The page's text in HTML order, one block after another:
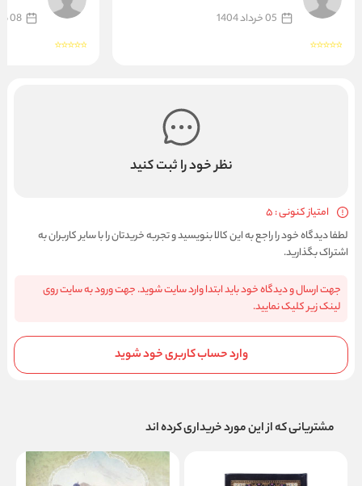
05 خرداد 1404 08 شهریور 1401
نظر خود را ثبت کنید
امتیاز کنونی : 5
لطفا دیدگاه خود را راجع به این کالا بنویسید و تجربه خریدتان را با سایر کاربران به
اشتراک بگذارید.
جهت ارسال و دیدگاه خود باید ابتدا وارد سایت شوید. جهت ورود به سایت روی
لینک زیر کلیک نمایید.
وارد حساب کاربری خود شوید
مشتریانی که از این مورد خریداری کرده اند